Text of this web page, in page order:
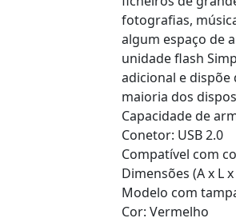
fotografias,
algum espaço de
unidade flash
adicional e dispõe
maioria dos
Capacidade de
Conetor: USB 2.0
Compatível com
Dimensões (A x L
Modelo com
Cor: Vermelho